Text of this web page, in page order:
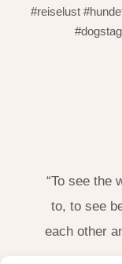
#reiselust
“To see the
to, to see
each other